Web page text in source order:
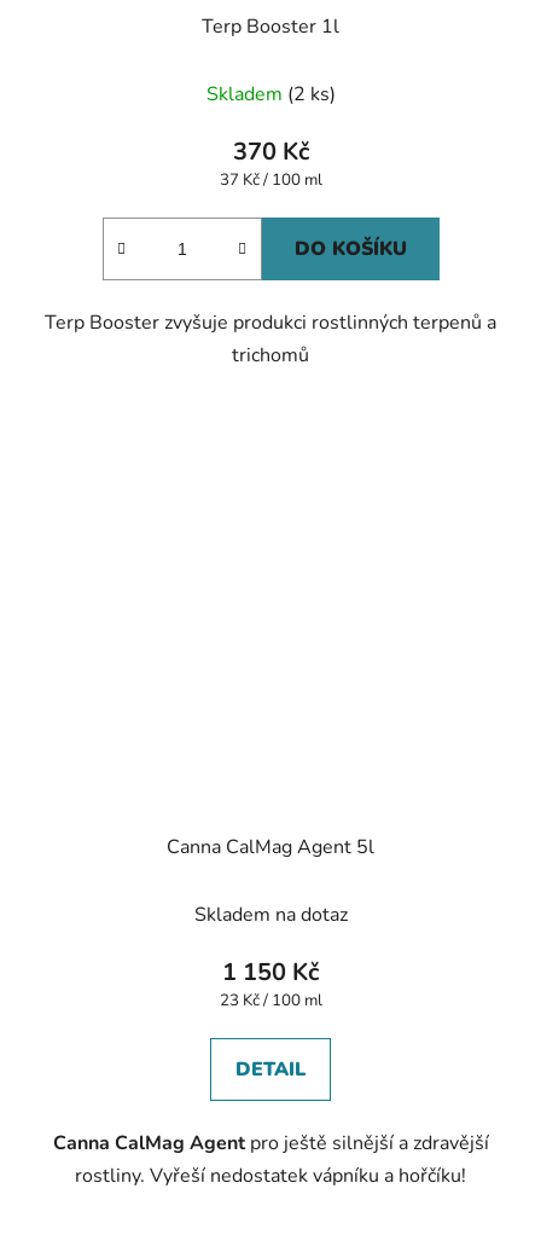
Terp Booster 1l
hodnocení
produktu
je
Skladem (2 ks)
370 Kč
Měrná
37 Kč / 100 ml
DO KOŠÍKU
Terp Booster zvyšuje produkci rostlinných terpenů a
trichomů
Canna CalMag Agent 5l
Skladem na dotaz
1 150 Kč
Měrná
23 Kč / 100 ml
DETAIL
Canna CalMag Agentpro ještě silnější a zdravější
rostliny. Vyřeší nedostatek vápníku a hořčíku!